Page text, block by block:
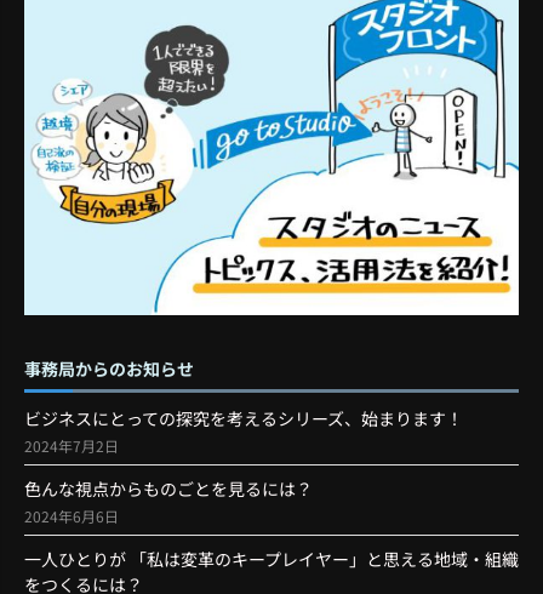
事務局からのお知らせ
ビジネスにとっての探究を考えるシリーズ、始まります！
2024年7月2日
色んな視点からものごとを見るには？
2024年6月6日
一人ひとりが 「私は変革のキープレイヤー」と思える地域・組織
をつくるには？